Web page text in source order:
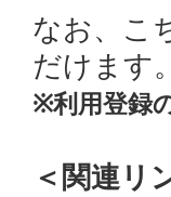
なお、こ
だけます。
※利用登録
＜関連リ